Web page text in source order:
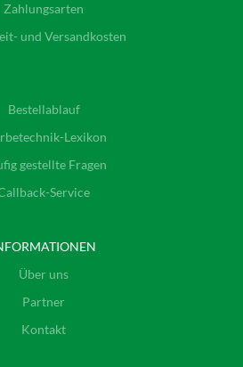
Zahlungsarten
und Versandkosten
Bestellablauf
Lexikon
gestellte Fragen
Service
Über uns
Partner
Kontakt